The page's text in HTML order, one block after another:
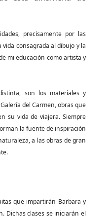
precisamente por las
consagrada al dibujo y la
mi educación como artista y
son los materiales y
del Carmen, obras que
su vida de viajera. Siempre
la fuente de inspiración
a las obras de gran
que impartirán Barbara y
Dichas clases se iniciarán el